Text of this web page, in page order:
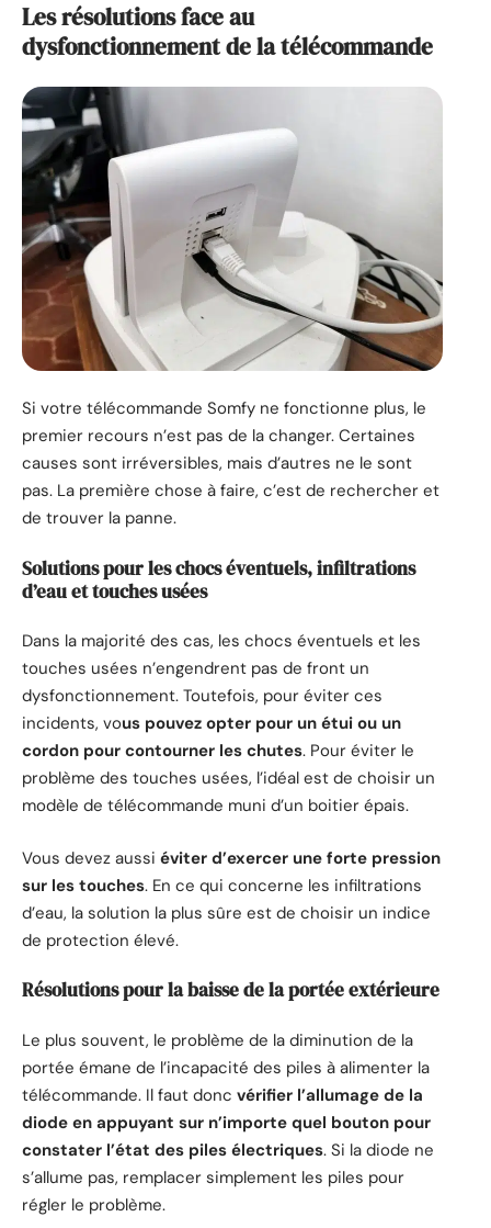
Les résolutions face au
dysfonctionnement de la télécommande
Si votre télécommande Somfy ne fonctionne plus, le
premier recours n’est pas de la changer. Certaines
causes sont irréversibles, mais d’autres ne le sont
pas. La première chose à faire, c’est de rechercher et
de trouver la panne.
Solutions pour les chocs éventuels, infiltrations
d’eau et touches usées
Dans la majorité des cas, les chocs éventuels et les
touches usées n’engendrent pas de front un
dysfonctionnement. Toutefois, pour éviter ces
incidents, vous pouvez opter pour un étui ou un
cordon pour contourner les chutes. Pour éviter le
problème des touches usées, l’idéal est de choisir un
modèle de télécommande muni d’un boitier épais.
Vous devez aussi éviter d’exercer une forte pression
sur les touches. En ce qui concerne les infiltrations
d’eau, la solution la plus sûre est de choisir un indice
de protection élevé.
Résolutions pour la baisse de la portée extérieure
Le plus souvent, le problème de la diminution de la
portée émane de l’incapacité des piles à alimenter la
télécommande. Il faut donc vérifier l’allumage de la
diode en appuyant sur n’importe quel bouton pour
constater l’état des piles électriques. Si la diode ne
s’allume pas, remplacer simplement les piles pour
régler le problème.